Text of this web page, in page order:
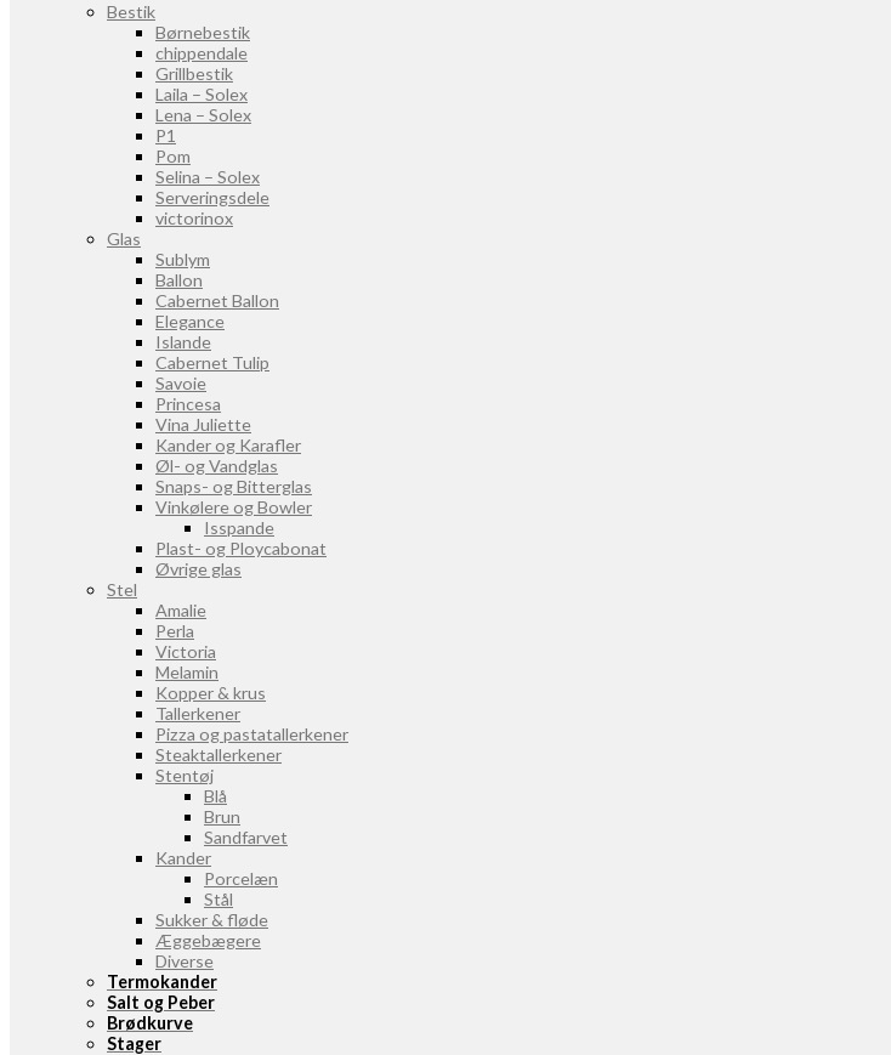
Bestik
Børnebestik
chippendale
Grillbestik
Laila – Solex
Lena – Solex
P1
Pom
Selina – Solex
Serveringsdele
victorinox
Glas
Sublym
Ballon
Cabernet Ballon
Elegance
Islande
Cabernet Tulip
Savoie
Princesa
Vina Juliette
Kander og Karafler
Øl- og Vandglas
Snaps- og Bitterglas
Vinkølere og Bowler
Isspande
Plast- og Ploycabonat
Øvrige glas
Stel
Amalie
Perla
Victoria
Melamin
Kopper & krus
Tallerkener
Pizza og pastatallerkener
Steaktallerkener
Stentøj
Blå
Brun
Sandfarvet
Kander
Porcelæn
Stål
Sukker & fløde
Æggebægere
Diverse
Termokander
Salt og Peber
Brødkurve
Stager